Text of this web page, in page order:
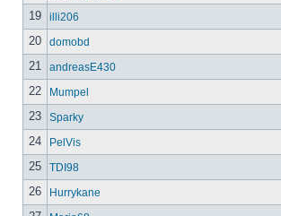
19
illi206
20
domobd
21
andreasE430
22
Mumpel
23
Sparky
24
PelVis
25
TDI98
26
Hurrykane